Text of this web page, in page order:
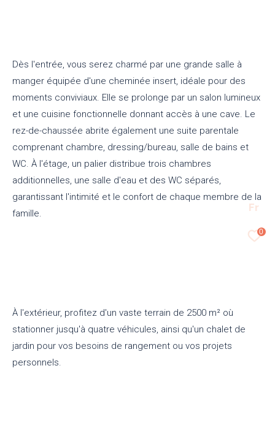
Fr
0
Dès l'entrée, vous serez charmé par une grande salle à
manger équipée d'une cheminée insert, idéale pour des
moments conviviaux. Elle se prolonge par un salon lumineux
et une cuisine fonctionnelle donnant accès à une cave. Le
rez-de-chaussée abrite également une suite parentale
comprenant chambre, dressing/bureau, salle de bains et
WC. À l'étage, un palier distribue trois chambres
additionnelles, une salle d'eau et des WC séparés,
garantissant l'intimité et le confort de chaque membre de la
famille.
À l'extérieur, profitez d'un vaste terrain de 2500 m² où
stationner jusqu'à quatre véhicules, ainsi qu'un chalet de
jardin pour vos besoins de rangement ou vos projets
personnels.